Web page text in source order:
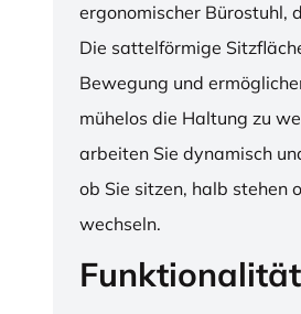
ergonomischer Bürostuhl,
Die sattelförmige
Bewegung und
mühelos die Haltung zu
arbeiten Sie dynamisch
ob Sie sitzen, halb stehen
wechseln.